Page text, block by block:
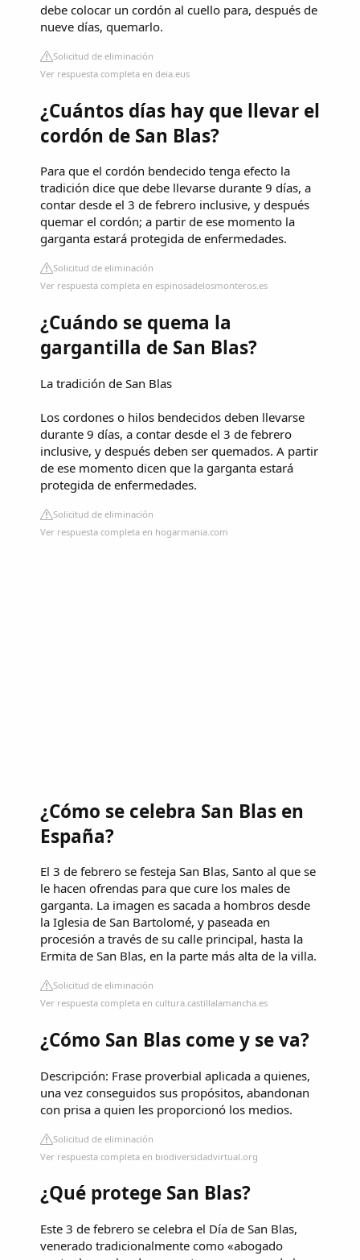
debe colocar un cordón al cuello para, después de
nueve días, quemarlo.
Solicitud de eliminación
Ver respuesta completa en deia.eus
¿Cuántos días hay que llevar el
cordón de San Blas?
Para que el cordón bendecido tenga efecto la
tradición dice que debe llevarse durante 9 días, a
contar desde el 3 de febrero inclusive, y después
quemar el cordón; a partir de ese momento la
garganta estará protegida de enfermedades.
Solicitud de eliminación
Ver respuesta completa en espinosadelosmonteros.es
¿Cuándo se quema la
gargantilla de San Blas?
La tradición de San Blas
Los cordones o hilos bendecidos deben llevarse
durante 9 días, a contar desde el 3 de febrero
inclusive, y después deben ser quemados. A partir
de ese momento dicen que la garganta estará
protegida de enfermedades.
Solicitud de eliminación
Ver respuesta completa en hogarmania.com
¿Cómo se celebra San Blas en
España?
El 3 de febrero se festeja San Blas, Santo al que se
le hacen ofrendas para que cure los males de
garganta. La imagen es sacada a hombros desde
la Iglesia de San Bartolomé, y paseada en
procesión a través de su calle principal, hasta la
Ermita de San Blas, en la parte más alta de la villa.
Solicitud de eliminación
Ver respuesta completa en cultura.castillalamancha.es
¿Cómo San Blas come y se va?
Descripción: Frase proverbial aplicada a quienes,
una vez conseguidos sus propósitos, abandonan
con prisa a quien les proporcionó los medios.
Solicitud de eliminación
Ver respuesta completa en biodiversidadvirtual.org
¿Qué protege San Blas?
Este 3 de febrero se celebra el Día de San Blas,
venerado tradicionalmente como «abogado